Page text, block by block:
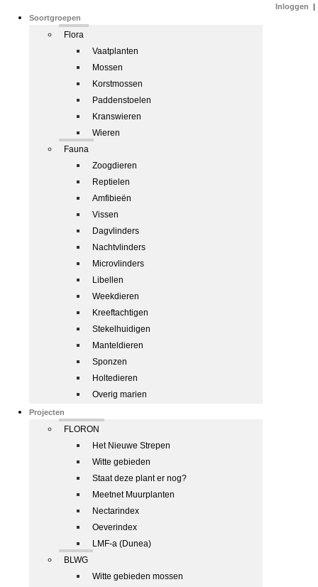
Soortgroepen
Flora
Vaatplanten
Mossen
Korstmossen
Paddenstoelen
Kranswieren
Wieren
Fauna
Zoogdieren
Reptielen
Amfibieën
Vissen
Dagvlinders
Nachtvlinders
Microvlinders
Libellen
Weekdieren
Kreeftachtigen
Stekelhuidigen
Manteldieren
Sponzen
Holtedieren
Overig marien
Projecten
FLORON
Het Nieuwe Strepen
Witte gebieden
Staat deze plant er nog?
Meetnet Muurplanten
Nectarindex
Oeverindex
LMF-a (Dunea)
BLWG
Witte gebieden mossen
Inloggen |